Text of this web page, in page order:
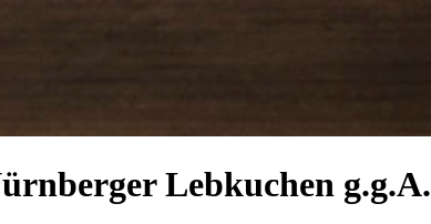
Lebkuchen g.g.A.